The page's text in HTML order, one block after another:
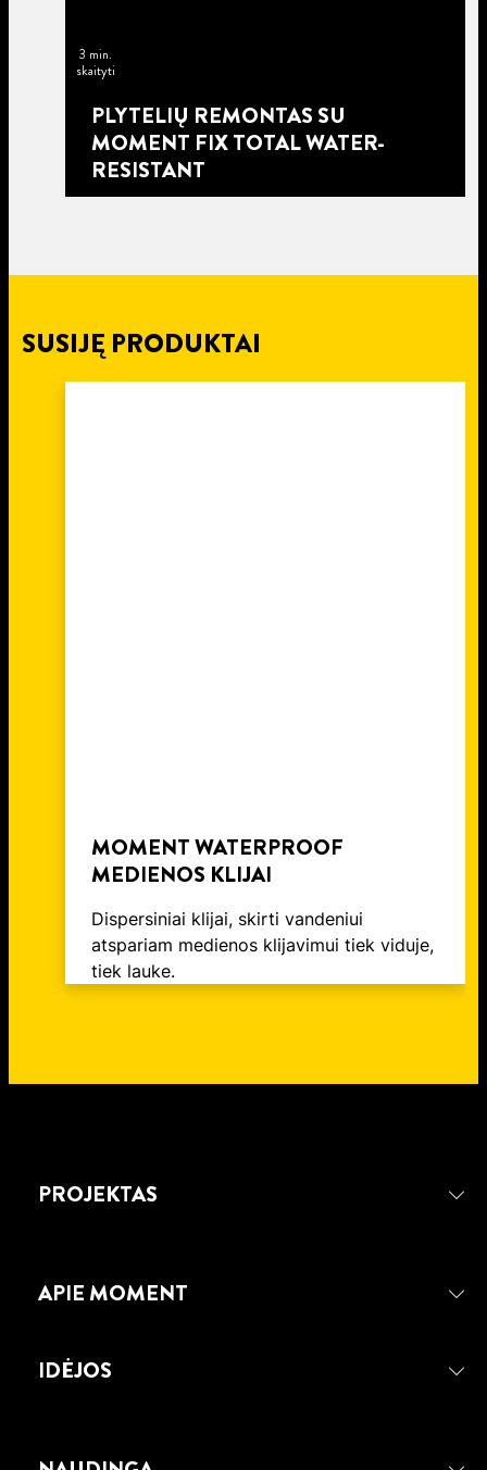
3 min.
skaityti
PLYTELIŲ REMONTAS SU
MOMENT FIX TOTAL WATER-
RESISTANT
SUSIJĘ PRODUKTAI
MOMENT WATERPROOF
MEDIENOS KLIJAI
Dispersiniai klijai, skirti vandeniui
atspariam medienos klijavimui tiek viduje,
tiek lauke.
PROJEKTAS
APIE MOMENT
IDĖJOS